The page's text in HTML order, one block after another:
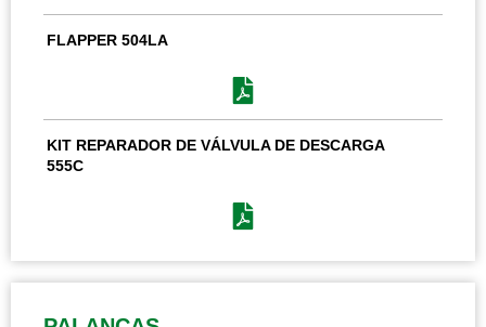
FLAPPER 504LA
KIT REPARADOR DE VÁLVULA DE DESCARGA
555C